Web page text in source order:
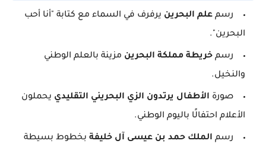
رسم علم البحرين يرفرف في السماء مع كتابة "أنا أحب
البحرين".
رسم خريطة مملكة البحرين مزينة بالعلم الوطني
والنخيل.
صورة الأطفال يرتدون الزي البحريني التقليدي يحملون
الأعلام احتفالًا باليوم الوطني.
رسم الملك حمد بن عيسى آل خليفة بخطوط بسيطة